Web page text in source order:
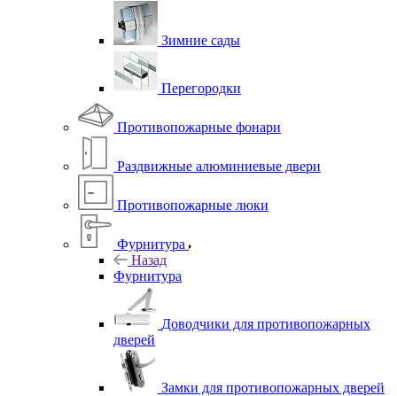
Зимние сады
Перегородки
Противопожарные фонари
Раздвижные алюминиевые двери
Противопожарные люки
Фурнитура
Назад
Фурнитура
Доводчики для противопожарных
дверей
Замки для противопожарных дверей